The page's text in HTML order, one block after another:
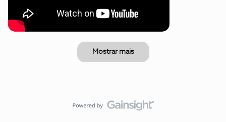
Mostrar mais